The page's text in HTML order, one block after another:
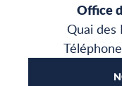
Office
Quai des